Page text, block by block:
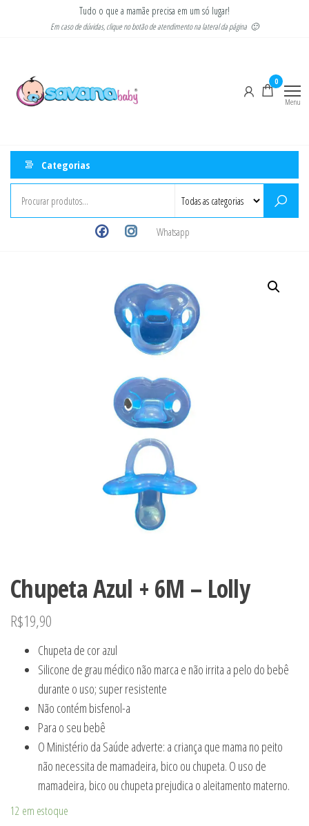
Tudo o que a mamãe precisa em um só lugar!
Em caso de dúvidas, clique no botão de atendimento na lateral da página 🙂
0
Menu
Categorias
Whatsapp
Chupeta Azul + 6M – Lolly
R$19,90
Chupeta de cor azul
Silicone de grau médico não marca e não irrita a pelo do bebê
durante o uso; super resistente
Não contém bisfenol-a
Para o seu bebê
O Ministério da Saúde adverte: a criança que mama no peito
não necessita de mamadeira, bico ou chupeta. O uso de
mamadeira, bico ou chupeta prejudica o aleitamento materno.
12 em estoque